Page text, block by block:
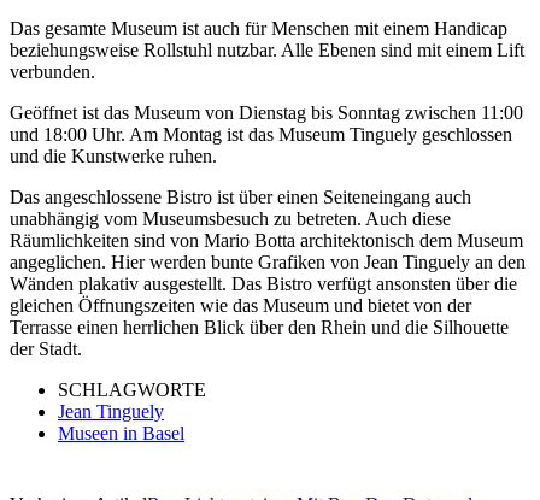
Das gesamte Museum ist auch für Menschen mit einem Handicap
beziehungsweise Rollstuhl nutzbar. Alle Ebenen sind mit einem Lift
verbunden.
Geöffnet ist das Museum von Dienstag bis Sonntag zwischen 11:00
und 18:00 Uhr. Am Montag ist das Museum Tinguely geschlossen
und die Kunstwerke ruhen.
Das angeschlossene Bistro ist über einen Seiteneingang auch
unabhängig vom Museumsbesuch zu betreten. Auch diese
Räumlichkeiten sind von Mario Botta architektonisch dem Museum
angeglichen. Hier werden bunte Grafiken von Jean Tinguely an den
Wänden plakativ ausgestellt. Das Bistro verfügt ansonsten über die
gleichen Öffnungszeiten wie das Museum und bietet von der
Terrasse einen herrlichen Blick über den Rhein und die Silhouette
der Stadt.
SCHLAGWORTE
Jean Tinguely
Museen in Basel